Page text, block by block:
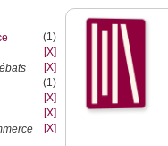
(1)
[X]
[X]
(1)
[X]
[X]
[X]